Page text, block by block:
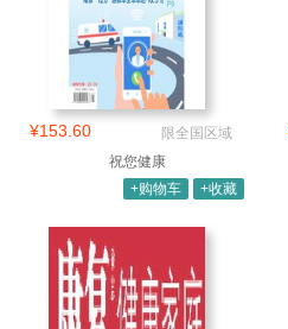
¥153.60
限全国区域
祝您健康
+购物车
+收藏